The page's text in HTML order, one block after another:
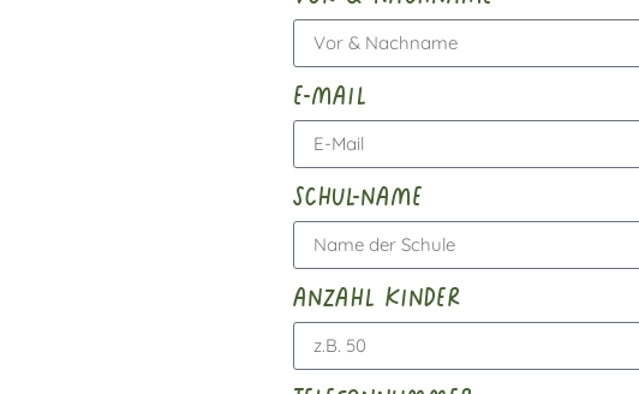
e-mail
schul-name
anzahl kinder